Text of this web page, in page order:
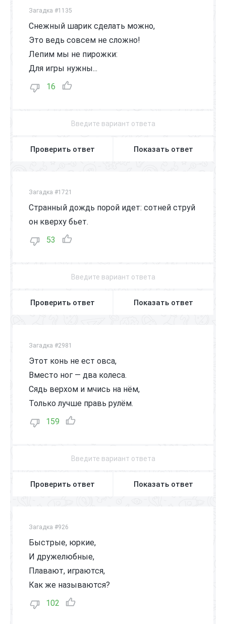
Загадка #1135
Снежный шарик сделать можно,
Это ведь совсем не сложно!
Лепим мы не пирожки:
Для игры нужны...
16
Проверить ответ Показать ответ
Загадка #1721
Странный дождь порой идет: сотней струй
он кверху бьет.
53
Проверить ответ Показать ответ
Загадка #2981
Этот конь не ест овса,
Вместо ног — два колеса.
Сядь верхом и мчись на нём,
Только лучше правь рулём.
159
Проверить ответ Показать ответ
Загадка #926
Быстрые, юркие,
И дружелюбные,
Плавают, играются,
Как же называются?
102